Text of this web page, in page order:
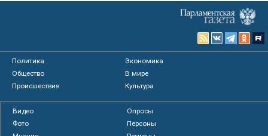
Политика
Экономика
Общество
В мире
Происшествия
Культура
Видео
Опросы
Фото
Персоны